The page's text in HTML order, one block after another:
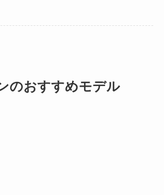
のおすすめモデル